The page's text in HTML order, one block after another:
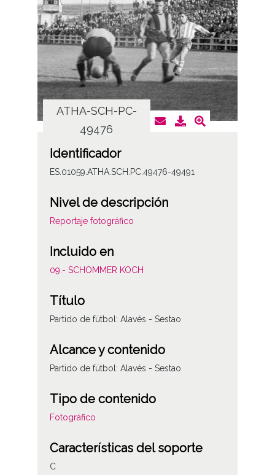
ATHA-SCH-PC-
49476
Identificador
ES.01059.ATHA.SCH.PC.49476-49491
Nivel de descripción
Reportaje fotográfico
Incluido en
09.- SCHOMMER KOCH
Título
Partido de fútbol: Alavés - Sestao
Alcance y contenido
Partido de fútbol: Alavés - Sestao
Tipo de contenido
Fotográfico
Características del soporte
C